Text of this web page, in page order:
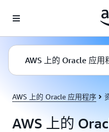
AWS 上的 Oracle 应用
AWS 上的 Oracle 应用程序
AWS 上的